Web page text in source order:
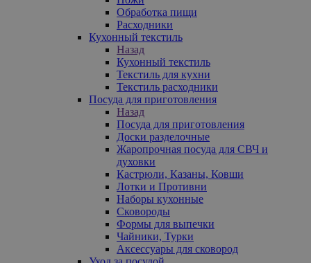
Обработка пищи
Расходники
Кухонный текстиль
Назад
Кухонный текстиль
Текстиль для кухни
Текстиль расходники
Посуда для приготовления
Назад
Посуда для приготовления
Доски разделочные
Жаропрочная посуда для СВЧ и
духовки
Кастрюли, Казаны, Ковши
Лотки и Противни
Наборы кухонные
Сковороды
Формы для выпечки
Чайники, Турки
Аксессуары для сковород